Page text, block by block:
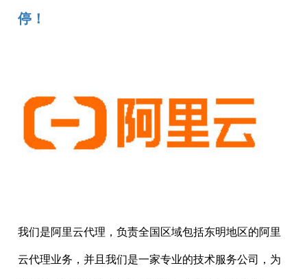
停！
我们是阿里云代理，负责全国区域包括东明地区的阿里
云代理业务，并且我们是一家专业的技术服务公司，为